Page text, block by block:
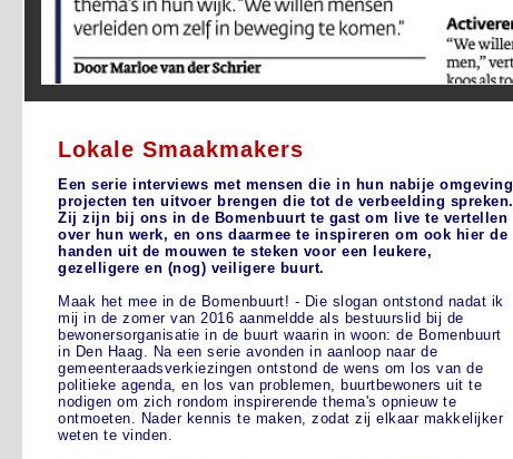
Lokale Smaakmakers
Een serie interviews met mensen die in hun nabije omgeving
projecten ten uitvoer brengen die tot de verbeelding spreken.
Zij zijn bij ons in de Bomenbuurt te gast om live te vertellen
over hun werk, en ons daarmee te inspireren om ook hier de
handen uit de mouwen te steken voor een leukere,
gezelligere en (nog) veiligere buurt.
Maak het mee in de Bomenbuurt! - Die slogan ontstond nadat ik
mij in de zomer van 2016 aanmeldde als bestuurslid bij de
bewonersorganisatie in de buurt waarin in woon: de Bomenbuurt
in Den Haag. Na een serie avonden in aanloop naar de
gemeenteraadsverkiezingen ontstond de wens om los van de
politieke agenda, en los van problemen, buurtbewoners uit te
nodigen om zich rondom inspirerende thema's opnieuw te
ontmoeten. Nader kennis te maken, zodat zij elkaar makkelijker
weten te vinden.